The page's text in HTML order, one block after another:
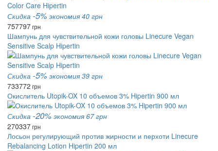
Скидка -5% экономия 40 грн
757797грн
Шампунь для чувствительной кожи головы Linecure Vegan
Sensitive Scalp Hipertin
Скидка -5% экономия 39 грн
733772 грн
Окислитель Utopik-OX 10 объемов 3% Hipertin 900 мл
Скидка -20% экономия 67 грн
270337грн
Лосьон регулирующий против жирности и перхоти Linecure
Rebalancing Lotion Hipertin 200 мл